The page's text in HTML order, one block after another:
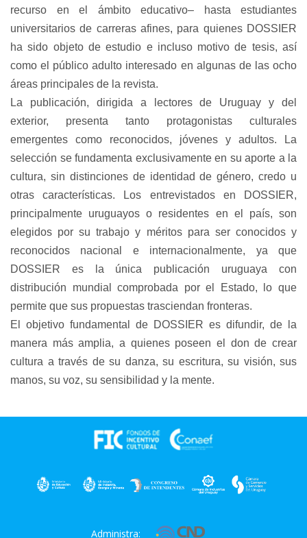
recurso en el ámbito educativo– hasta estudiantes
universitarios de carreras afines, para quienes DOSSIER
ha sido objeto de estudio e incluso motivo de tesis, así
como el público adulto interesado en algunas de las ocho
áreas principales de la revista.
La publicación, dirigida a lectores de Uruguay y del
exterior, presenta tanto protagonistas culturales
emergentes como reconocidos, jóvenes y adultos. La
selección se fundamenta exclusivamente en su aporte a la
cultura, sin distinciones de identidad de género, credo u
otras características. Los entrevistados en DOSSIER,
principalmente uruguayos o residentes en el país, son
elegidos por su trabajo y méritos para ser conocidos y
reconocidos nacional e internacionalmente, ya que
DOSSIER es la única publicación uruguaya con
distribución mundial comprobada por el Estado, lo que
permite que sus propuestas trasciendan fronteras.
El objetivo fundamental de DOSSIER es difundir, de la
manera más amplia, a quienes poseen el don de crear
cultura a través de su danza, su escritura, su visión, sus
manos, su voz, su sensibilidad y la mente.
Administra: